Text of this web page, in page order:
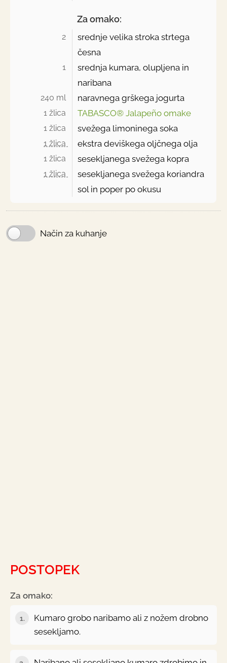
Za omako:
2
srednje velika stroka strtega
česna
1
srednja kumara, olupljena in
naribana
240 ml naravnega grškega jogurta
1 žlica TABASCO® Jalapeño omake
1 žlica svežega limoninega soka
1 žlica ekstra deviškega oljčnega olja
1 žlica sesekljanega svežega kopra
1 žlica
sesekljanega svežega koriandra
sol in poper po okusu
Način za kuhanje
POSTOPEK
Za omako:
1.
Kumaro grobo naribamo ali z nožem drobno
sesekljamo.